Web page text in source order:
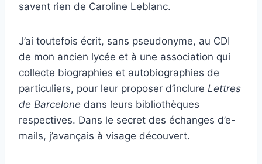
savent rien de Caroline Leblanc.
J’ai toutefois écrit, sans pseudonyme, au CDI
de mon ancien lycée et à une association qui
collecte biographies et autobiographies de
particuliers, pour leur proposer d’inclure Lettres
de Barcelone dans leurs bibliothèques
respectives. Dans le secret des échanges d’e-
mails, j’avançais à visage découvert.